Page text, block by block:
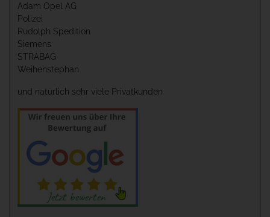
Adam Opel AG
Polizei
Rudolph Spedition
Siemens
STRABAG
Weihenstephan
und natürlich sehr viele Privatkunden